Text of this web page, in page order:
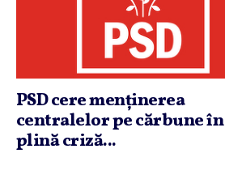
PSD cere menţinerea
centralelor pe cărbune în
plină criză...